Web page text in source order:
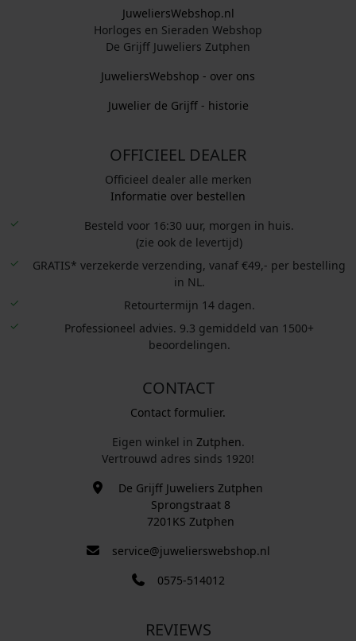
JuweliersWebshop.nl
Horloges en Sieraden Webshop
De Grijff Juweliers Zutphen
JuweliersWebshop - over ons
Juwelier de Grijff - historie
OFFICIEEL DEALER
Officieel dealer alle merken
Informatie over bestellen
Besteld voor 16:30 uur, morgen in huis.
(zie ook de levertijd)
GRATIS* verzekerde verzending, vanaf €49,- per bestelling
in NL.
Retourtermijn 14 dagen.
Professioneel advies. 9.3 gemiddeld van 1500+
beoordelingen.
CONTACT
Contact formulier.
Eigen winkel in Zutphen.
Vertrouwd adres sinds 1920!
De Grijff Juweliers Zutphen
Sprongstraat 8
7201KS Zutphen
service@juwelierswebshop.nl
0575-514012
REVIEWS